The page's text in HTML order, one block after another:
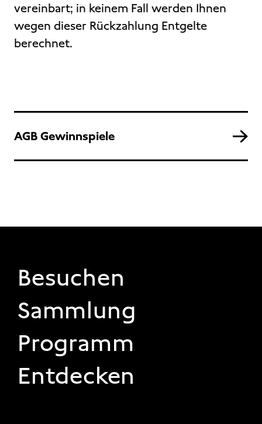
AGB Gewinnspiele
vereinbart; in keinem Fall werden Ihnen
wegen dieser Rückzahlung Entgelte
berechnet.
FOOTER 1
Besuchen
Sammlung
Programm
Entdecken